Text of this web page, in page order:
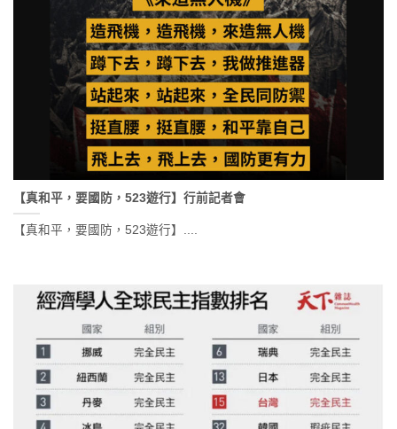
【真和平，要國防，523遊行】行前記者會
【真和平，要國防，523遊行】....